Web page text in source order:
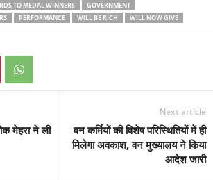
TO MEDAL WINNERS
GOVERNMENT
PERFORMANCE WILL BE RICH WILL NOW GIVE
मेहरा ने ली
Next article
वन कर्मियों की विशेष परिस्थितियों में ही
मिलेगा अवकाश, वन मुख्यालय ने किया
आदेश जारी